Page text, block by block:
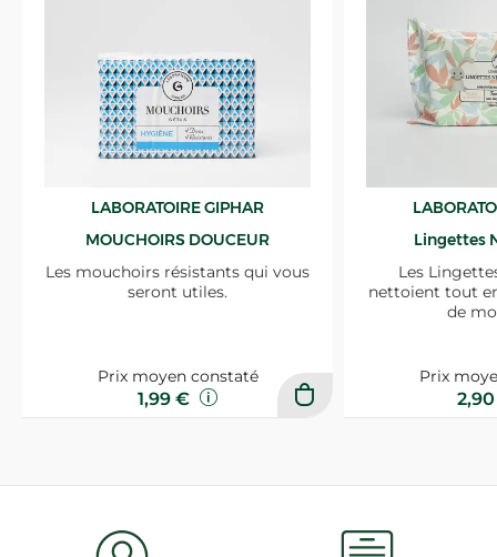
LABORATOIRE GIPHAR
MOUCHOIRS DOUCEUR
Les mouchoirs résistants qui vous
seront utiles.
Prix moyen constaté
1,99 €
Lingettes
Les
nettoient tout
de
Prix